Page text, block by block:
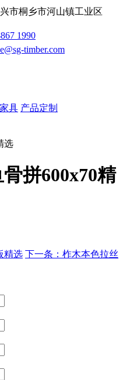
市桐乡市河山镇工业区
1990
timber.com
家具 产品定制
拼600x70精
精选 下一条：柞木本色拉丝